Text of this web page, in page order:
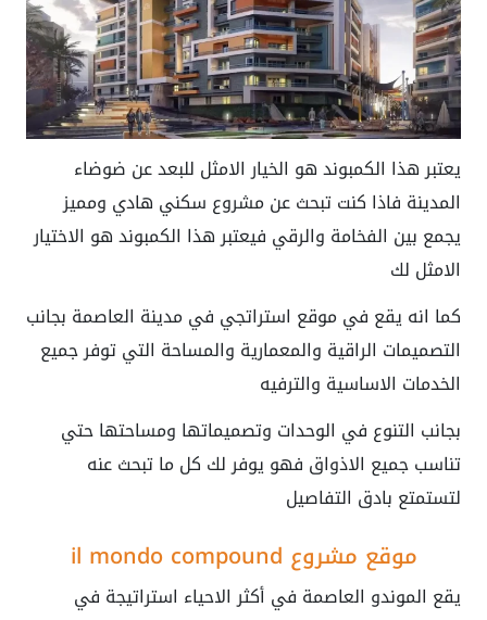
يعتبر هذا الكمبوند هو الخيار الامثل للبعد عن ضوضاء
المدينة فاذا كنت تبحث عن مشروع سكني هادي ومميز
يجمع بين الفخامة والرقي فيعتبر هذا الكمبوند هو الاختيار
الامثل لك
كما انه يقع في موقع استراتجي في مدينة العاصمة بجانب
التصميمات الراقية والمعمارية والمساحة التي توفر جميع
الخدمات الاساسية والترفيه
بجانب التنوع في الوحدات وتصميماتها ومساحتها حتي
تناسب جميع الاذواق فهو يوفر لك كل ما تبحث عنه
لتستمتع بادق التفاصيل
موقع مشروع il mondo compound
يقع الموندو العاصمة في أكثر الاحياء استراتيجة في